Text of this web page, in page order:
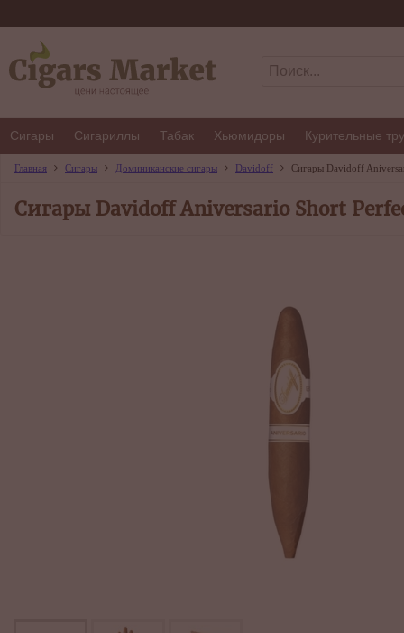
Сигары Сигариллы Табак Хьюмидоры Курительные
Главная Сигары Доминиканские сигары Davidoff Сигары Davidoff
Сигары Davidoff Aniversario Short